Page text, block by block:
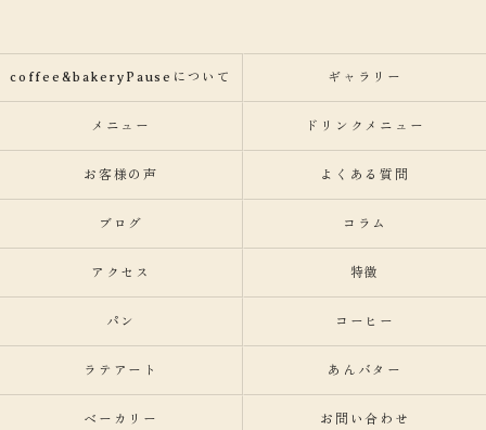
coffee&bakeryPauseについて ギャラリー
メニュー ドリンクメニュー
お客様の声 よくある質問
ブログ コラム
アクセス 特徴
パン コーヒー
ラテアート あんバター
ベーカリー お問い合わせ